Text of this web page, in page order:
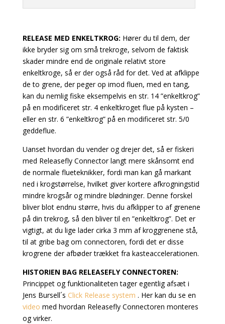
RELEASE MED ENKELTKROG: Hører du til dem, der
ikke bryder sig om små trekroge, selvom de faktisk
skader mindre end de originale relativt store
enkeltkroge, så er der også råd for det. Ved at afklippe
de to grene, der peger op imod fluen, med en tang,
kan du nemlig fiske eksempelvis en str. 14 ”enkeltkrog”
på en modificeret str. 4 enkeltkroget flue på kysten –
eller en str. 6 ”enkeltkrog” på en modificeret str. 5/0
geddeflue.
Uanset hvordan du vender og drejer det, så er fiskeri
med Releasefly Connector langt mere skånsomt end
de normale flueteknikker, fordi man kan gå markant
ned i krogstørrelse, hvilket giver kortere afkrogningstid
mindre krogsår og mindre blødninger. Denne forskel
bliver blot endnu større, hvis du afklipper to af grenene
på din trekrog, så den bliver til en ”enkeltkrog”. Det er
vigtigt, at du lige lader cirka 3 mm af kroggrenene stå,
til at gribe bag om connectoren, fordi det er disse
krogrene der afbøder trækket fra kasteaccelerationen.
HISTORIEN BAG RELEASEFLY CONNECTOREN:
Princippet og funktionaliteten tager egentlig afsæt i
Jens Bursell´s Click Release system . Her kan du se en
video med hvordan Releasefly Connectoren monteres
og virker.